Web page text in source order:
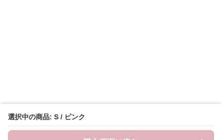
選択中の商品: S / ピンク